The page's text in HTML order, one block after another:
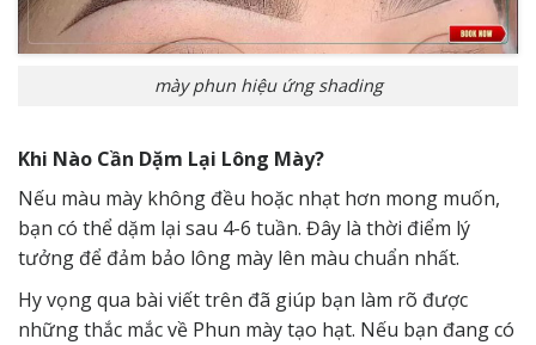
mày phun hiệu ứng shading
Khi Nào Cần Dặm Lại Lông Mày?
Nếu màu mày không đều hoặc nhạt hơn mong muốn,
bạn có thể dặm lại sau 4-6 tuần. Đây là thời điểm lý
tưởng để đảm bảo lông mày lên màu chuẩn nhất.
Hy vọng qua bài viết trên đã giúp bạn làm rõ được
những thắc mắc về Phun mày tạo hạt. Nếu bạn đang có